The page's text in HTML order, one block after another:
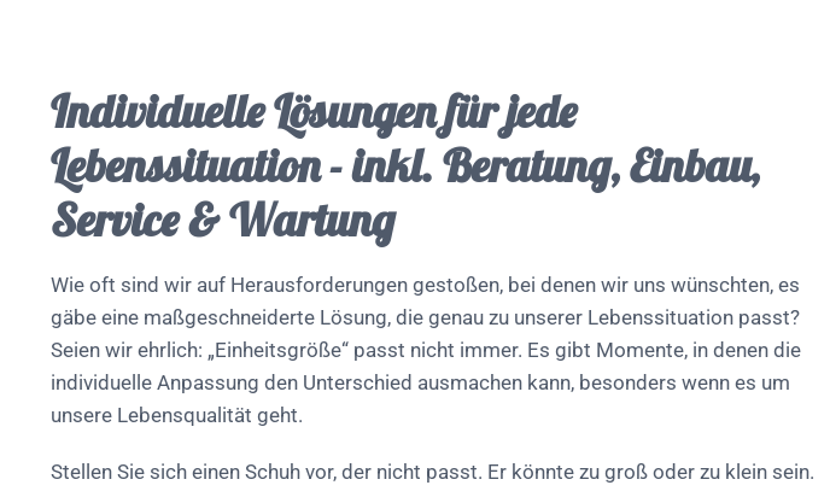
Individuelle Lösungen für jede
Lebenssituation - inkl. Beratung, Einbau,
Service & Wartung
Wie oft sind wir auf Herausforderungen gestoßen, bei denen wir uns wünschten, es
gäbe eine maßgeschneiderte Lösung, die genau zu unserer Lebenssituation passt?
Seien wir ehrlich: „Einheitsgröße“ passt nicht immer. Es gibt Momente, in denen die
individuelle Anpassung den Unterschied ausmachen kann, besonders wenn es um
unsere Lebensqualität geht.
Stellen Sie sich einen Schuh vor, der nicht passt. Er könnte zu groß oder zu klein sein.